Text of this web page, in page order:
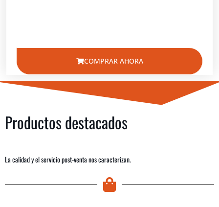
COMPRAR AHORA
Productos destacados
La calidad y el servicio post-venta nos caracterizan.